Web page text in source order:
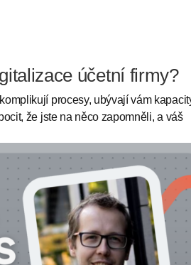
účetní firmy?
procesy, ubývají vám
že jste na něco zapomněli, a váš